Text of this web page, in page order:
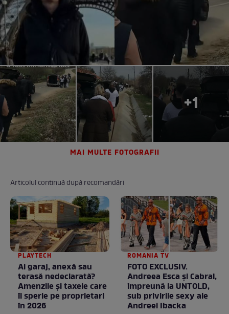
+1
MAI MULTE FOTOGRAFII
Articolul continuă după recomandări
PLAYTECH
Ai garaj, anexă sau
terasă nedeclarată?
Amenzile și taxele care
îi sperie pe proprietari
în 2026
ROMANIA TV
FOTO EXCLUSIV.
Andreea Esca şi Cabral,
împreună la UNTOLD,
sub privirile sexy ale
Andreei Ibacka